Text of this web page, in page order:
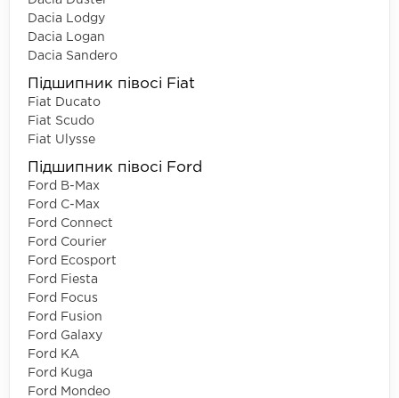
Dacia Lodgy
Dacia Logan
Dacia Sandero
Підшипник півосі Fiat
Fiat Ducato
Fiat Scudo
Fiat Ulysse
Підшипник півосі Ford
Ford B-Max
Ford C-Max
Ford Connect
Ford Courier
Ford Ecosport
Ford Fiesta
Ford Focus
Ford Fusion
Ford Galaxy
Ford KA
Ford Kuga
Ford Mondeo